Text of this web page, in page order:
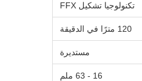
تكنولوجيا تشكيل FFX
120 مترًا في الدقيقة
مستديرة
16 - 63 ملم